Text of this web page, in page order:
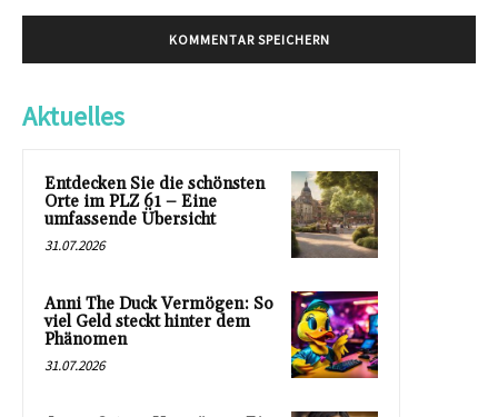
Aktuelles
Entdecken Sie die schönsten
Orte im PLZ 61 – Eine
umfassende Übersicht
31.07.2026
Anni The Duck Vermögen: So
viel Geld steckt hinter dem
Phänomen
31.07.2026